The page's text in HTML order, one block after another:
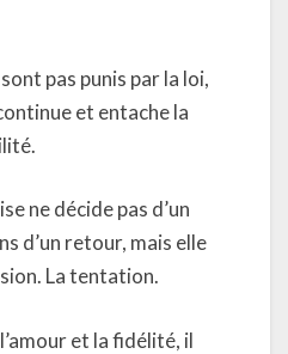
pas punis par la loi,
et entache la
ne décide pas d’un
d’un retour, mais elle
La tentation.
et la fidélité, il